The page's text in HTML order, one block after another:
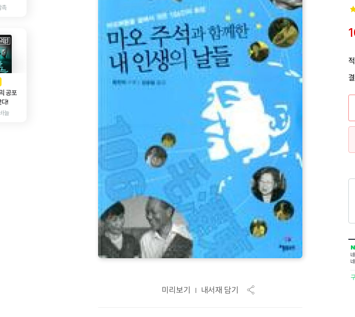
촉
AD
공포
다!
늘
미리보기 내서재 담기